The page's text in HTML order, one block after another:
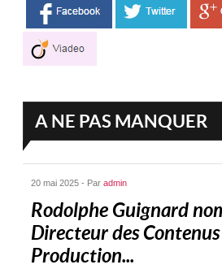
A NE PAS MANQUER
20 mai 2025 - Paradmin
Rodolphe Guignard
Directeur des
Production...